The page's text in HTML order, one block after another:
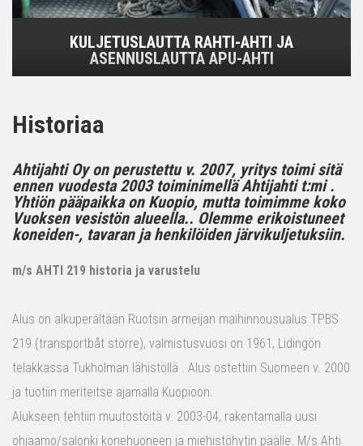
KULJETUSLAUTTA RAHTI-AHTI JA
ASENNUSLAUTTA APU-AHTI
Historiaa
Ahtijahti Oy on perustettu v. 2007, yritys toimi sitä
ennen vuodesta 2003 toiminimellä Ahtijahti t:mi .
Yhtiön pääpaikka on Kuopio, mutta toimimme koko
Vuoksen vesistön alueella.. Olemme erikoistuneet
koneiden-, tavaran ja henkilöiden järvikuljetuksiin.
m/s AHTI 219 historia ja varustelu
Alus on alkuperältään Ruotsin armeijan maihinnousualus TPBS
219 (transportbåt större), valmistusvuosi on 1961, Lidingön
telakkassa Tukholman lähistöllä . Alus ostettiin Suomeen v. 2000
ja tuotiin meriteitse ajamalla Kuopioon.
Alukseen tehtiin muutostöitä v. 2003-04, rakentamalla uusi
ohjaamo/salonki konehuoneen ja miehistöhytin päälle. M/s Ahti